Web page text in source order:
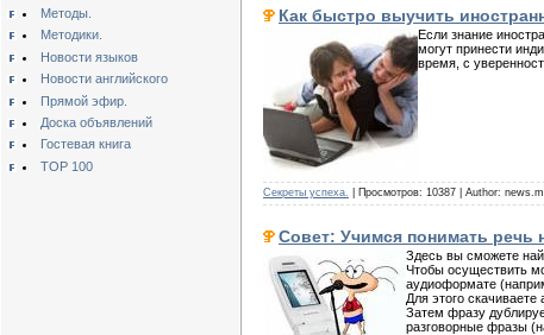
Методы.
Методики.
Новости языков
Новости английского
Прямой эфир.
Доска объявлений
Гостевая книга
TOP 100
Как быстро выучить
Если знание
могут принести
время, с
Секреты успеха. | Просмотров: 10387 | Author:
Совет: Учимся понимать речь
Здесь вы сможете
Чтобы осуществить
аудиоформате
Для этого
Затем фразу
разговорные фразы